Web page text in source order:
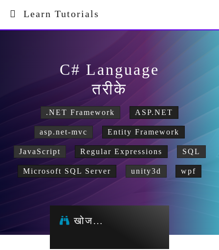
Learn Tutorials
C# Language
तरीके
.NET Framework ASP.NET
asp.net-mvc Entity Framework
JavaScript Regular Expressions SQL
Microsoft SQL Server unity3d wpf
खोज…